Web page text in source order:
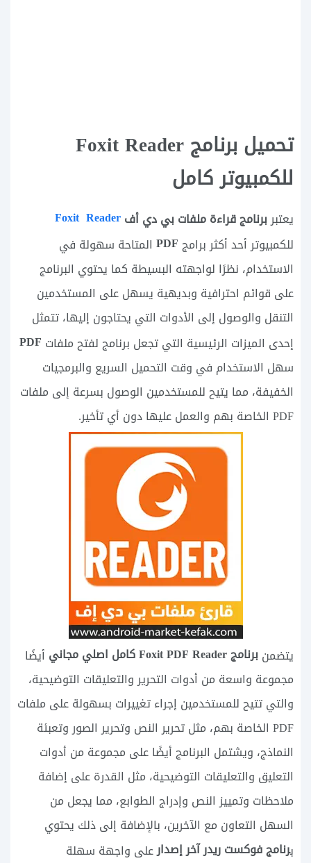
تحميل برنامج Foxit Reader
للكمبيوتر كامل
يعتبربرنامج قراءة ملفات بي دي أف
للكمبيوتر أحد أكثر برامجPDF المتاحة سهولة في
الاستخدام، نظرًا لواجهته البسيطة كما يحتوي البرنامج
على قوائم احترافية وبديهية يسهل على المستخدمين
التنقل والوصول إلى الأدوات التي يحتاجون إليها، تتمثل
إحدى الميزات الرئيسية التي تجعل برنامج لفتح ملفات PDF
سهل الاستخدام في وقت التحميل السريع والبرمجيات
الخفيفة، مما يتيح للمستخدمين الوصول بسرعة إلى ملفات
PDF الخاصة بهم والعمل عليها دون أي تأخير.
يتضمنبرنامج Foxit PDF Reader كامل اصلي مجاني
أيضًا
مجموعة واسعة من أدوات التحرير والتعليقات التوضيحية،
والتي تتيح للمستخدمين إجراء تغييرات بسهولة على ملفات
PDF الخاصة بهم، مثل تحرير النص وتحرير الصور وتعبئة
النماذج، ويشتمل البرنامج أيضًا على مجموعة من أدوات
التعليق والتعليقات التوضيحية، مثل القدرة على إضافة
ملاحظات وتمييز النص وإدراج الطوابع، مما يجعل من
السهل التعاون مع الآخرين، بالإضافة إلى ذلك يحتوي
برنامج فوكست ريدر آخر إصدارعلى واجهة سهلة